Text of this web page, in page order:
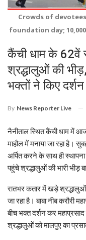
Crowds of
foundation day;
कैंची धाम के 62वें
श्रद्धालुओं की
भक्तों ने किए दर्शन
By News Reporter Live
नैनीताल स्थित कैंची धाम में आज
माहौल में मनाया जा रहा है।
अर्पित करने के साथ ही
पहुंचे श्रद्धालुओं की भारी भीड़
रातभर कतार में खड़े श्रद्धालुओं
जा रहा है। बाबा नीब करौरी
बीच भक्त दर्शन कर
श्रद्धालुओं को मालपुए का